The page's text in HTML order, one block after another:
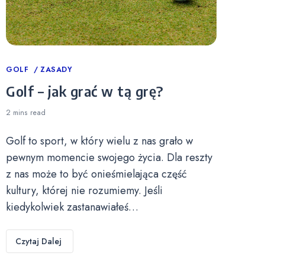
Categories
GOLF ZASADY
Golf – jak grać w tą grę?
2 mins read
Golf to sport, w który wielu z nas grało w
pewnym momencie swojego życia. Dla reszty
z nas może to być onieśmielająca część
kultury, której nie rozumiemy. Jeśli
kiedykolwiek zastanawiałeś…
Czytaj Dalej